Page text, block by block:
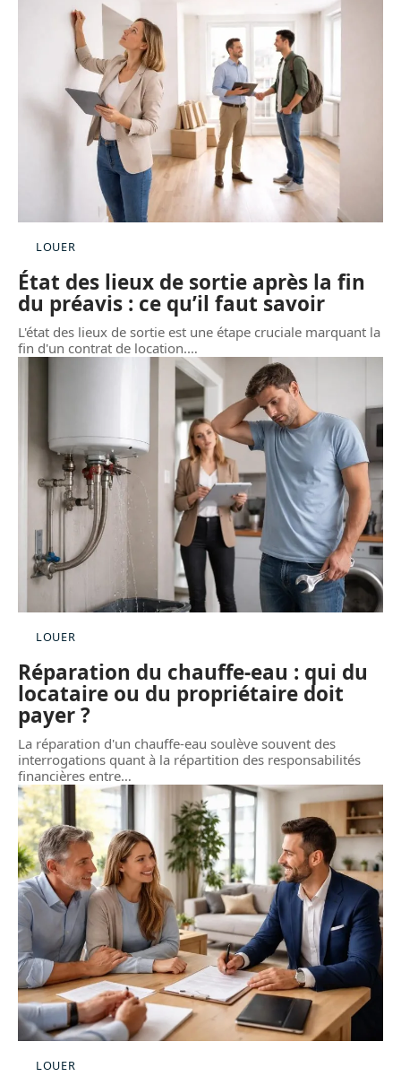
LOUER
État des lieux de sortie après la fin
du préavis : ce qu’il faut savoir
L'état des lieux de sortie est une étape cruciale marquant la
fin d'un contrat de location.…
LOUER
Réparation du chauffe-eau : qui du
locataire ou du propriétaire doit
payer ?
La réparation d'un chauffe-eau soulève souvent des
interrogations quant à la répartition des responsabilités
financières entre…
LOUER